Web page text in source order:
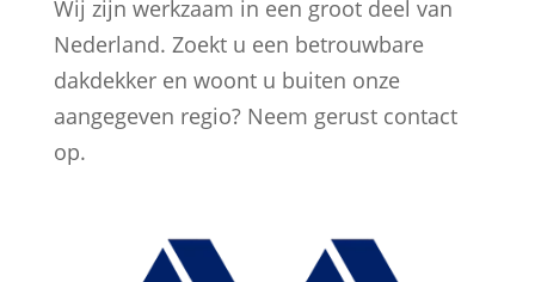
Wij zijn werkzaam in een groot deel van
Nederland. Zoekt u een betrouwbare
dakdekker en woont u buiten onze
aangegeven regio? Neem gerust contact
op.